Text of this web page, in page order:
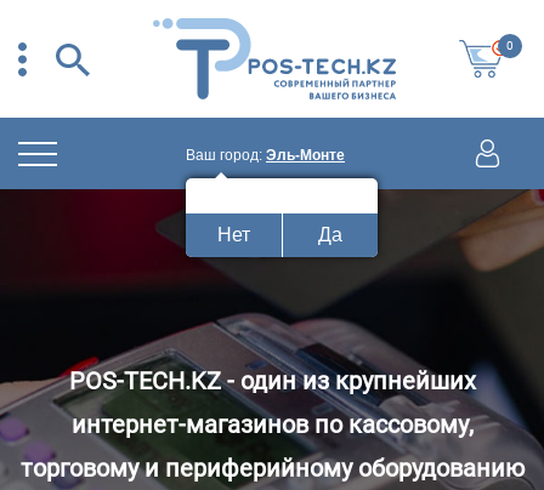
0
Ваш город: Эль-Монте
Нет Да
POS-TECH.KZ - один из крупнейших
интернет-магазинов по кассовому,
торговому и периферийному оборудованию